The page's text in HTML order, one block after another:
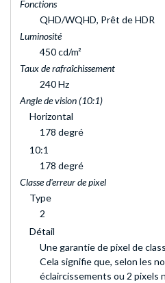
Fonctions
QHD/WQHD, Prêt de HDR
Luminosité
450 cd/m²
Taux de rafraîchissement
240 Hz
Angle de vision (10:1)
Horizontal
178 degré
10:1
178 degré
Classe d'erreur de pixel
Type
2
Détail
Une garantie de pixel de
Cela signifie que, selon les
éclaircissements ou 2 pixels